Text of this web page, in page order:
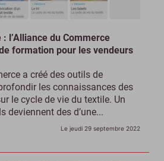
l’Alliance du Commerce
formation pour les vendeurs
a créé des outils de
les connaissances des
le cycle de vie du textile. Un
deviennent des d’une...
Le jeudi 29 septembre 2022